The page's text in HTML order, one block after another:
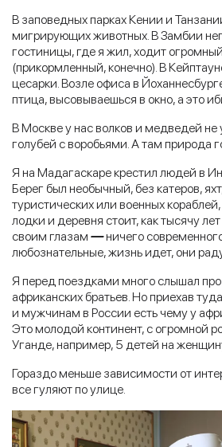
В заповедных парках Кении и
мигрирующих животных. В Замбии
гостиницы, где я жил, ходит
(прикормленный, конечно). В
цесарки. Возле офиса в
птица, высовываешься в окно, а это
В Москве у нас волков и медведей не
голубей с воробьями. А там природа
Я на Мадагаскаре крестил людей в
Берег был необычный, без катеров,
туристических или военных
лодки и деревня стоит, как тысячу
своим глазам —ничего
любознательные, жизнь идет, они
Я перед поездками много слышал
африканских братьев. Но приехав
и мужчинам в России есть чему у
Это молодой континент, с огромной
Уганде, например, 5 детей на
Гораздо меньше зависимости от
все гуляют по улице.